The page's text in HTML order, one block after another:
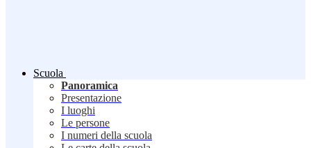
Scuola
Panoramica
Presentazione
I luoghi
Le persone
I numeri della scuola